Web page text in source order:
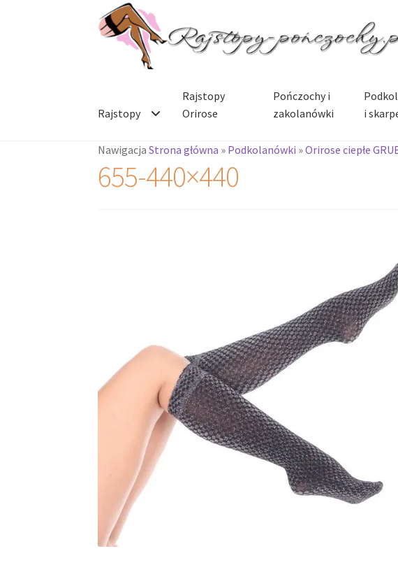
Przejdź
do
nawigacji
Przejdź
do
treści
Rajstopy
Rajstopy
Orirose
Pończochy i
zakolanówki
i
NawigacjaStrona główna » Podkolanówki »Orirose ciepłe
655-440×440